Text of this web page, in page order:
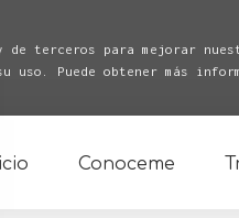
de terceros para mejorar
uso. Puede obtener más
Conoceme